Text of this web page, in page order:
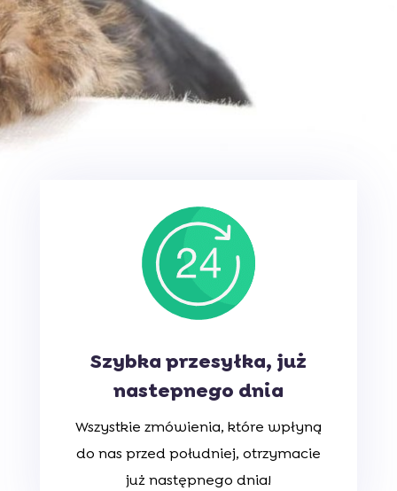
Szybka przesyłka, już
nastepnego dnia
Wszystkie zmówienia, które wpłyną
do nas przed południej, otrzymacie
już następnego dnia!